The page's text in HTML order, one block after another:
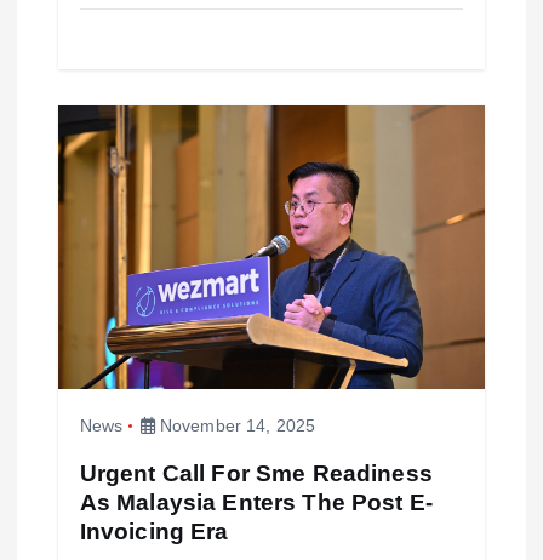
News November 14, 2025
Urgent Call For Sme Readiness
As Malaysia Enters The Post E-
Invoicing Era